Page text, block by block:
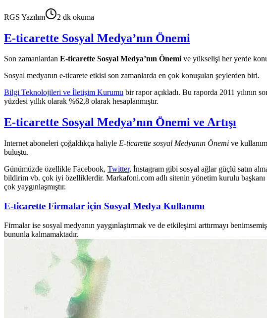
RGS Yazılım 2 dk okuma
E-ticarette Sosyal Medya’nın Önemi
Son zamanlardan E-ticarette Sosyal Medya’nın Önemive yükselişi her yerde
Sosyal medyanın e-ticarete etkisi son zamanlarda en çok konuşulan şeylerden biri.
Bilgi Teknolojileri ve İletişim Kurumu bir rapor açıkladı. Bu raporda 2011 yılının
yüzdesi yıllık olarak %62,8 olarak hesaplanmıştır.
E-ticarette Sosyal Medya’nın Önemi ve Artışı
Internet aboneleri çoğaldıkça haliyle E-ticarette sosyal Medyanın Önemi ve
buluştu.
Günümüzde özellikle Facebook, Twitter, İnstagram gibi sosyal ağlar güçlü satın
bildirim vb. çok iyi özelliklerdir. Markafoni.com adlı sitenin yönetim kurulu başkanı
çok yaygınlaşmıştır.
E-ticarette Firmalar için Sosyal Medya Kullanımı
Firmalar ise sosyal medyanın yaygınlaştırmak ve de etkileşimi arttırmayı
bununla kalmamaktadır.